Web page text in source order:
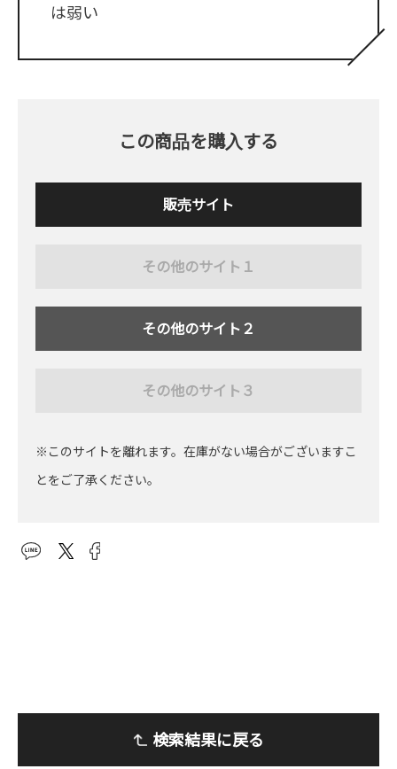
は弱い
この商品を購入する
販売サイト
その他のサイト１
その他のサイト２
その他のサイト３
※このサイトを離れます。在庫がない場合がございますこ
とをご了承ください。
検索結果に戻る